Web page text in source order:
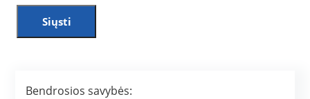
Siųsti
Bendrosios savybės: